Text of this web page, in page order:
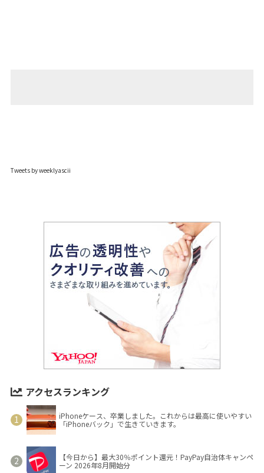
Tweets by weeklyascii
アクセスランキング
iPhoneケース、卒業しました。これからは最高に使いやすい
「iPhoneバック」で生きていきます。
【今日から】最大30％ポイント還元！PayPay自治体キャンペ
ーン 2026年8月開始分